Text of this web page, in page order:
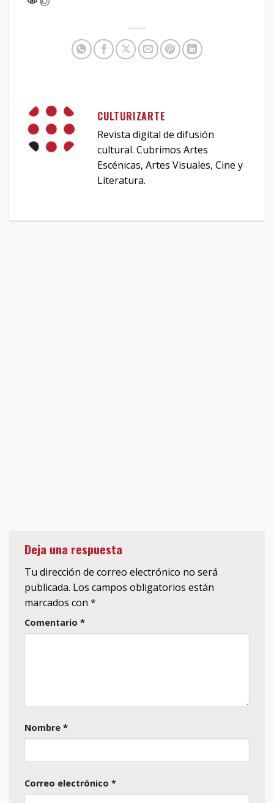
CULTURIZARTE
Revista digital de difusión
cultural. Cubrimos Artes
Escénicas, Artes Visuales, Cine y
Literatura.
Deja una respuesta
Tu dirección de correo electrónico no será
publicada. Los campos obligatorios están
marcados con *
Comentario *
Nombre *
Correo electrónico *